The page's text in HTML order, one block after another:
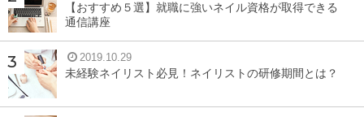
【おすすめ５選】就職に強いネイル資格が取得できる
通信講座
2019.10.29
未経験ネイリスト必見！ネイリストの研修期間とは？